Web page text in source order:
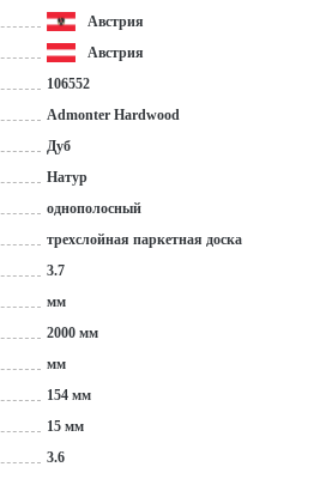
Австрия
Австрия
106552
Admonter Hardwood
Дуб
Натур
однополосный
трехслойная паркетная доска
3.7
мм
2000 мм
мм
154 мм
15 мм
3.6